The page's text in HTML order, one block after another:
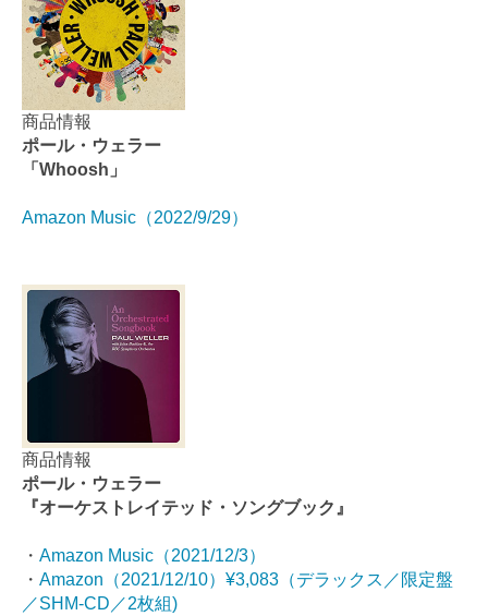
商品情報
ポール・ウェラー
「Whoosh」
Amazon Music（2022/9/29）
商品情報
ポール・ウェラー
『オーケストレイテッド・ソングブック』
・ Amazon Music（2021/12/3）
・ Amazon（2021/12/10）¥3,083（デラックス／限定盤
／SHM-CD／2枚組)